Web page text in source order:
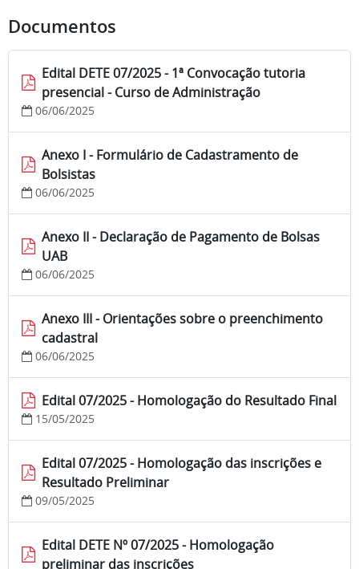
Documentos
Edital DETE 07/2025 - 1ª Convocação tutoria
presencial - Curso de Administração
06/06/2025
Anexo I - Formulário de Cadastramento de
Bolsistas
06/06/2025
Anexo II - Declaração de Pagamento de Bolsas
UAB
06/06/2025
Anexo III - Orientações sobre o preenchimento
cadastral
06/06/2025
Edital 07/2025 - Homologação do Resultado Final
15/05/2025
Edital 07/2025 - Homologação das inscrições e
Resultado Preliminar
09/05/2025
Edital DETE Nº 07/2025 - Homologação
preliminar das inscrições